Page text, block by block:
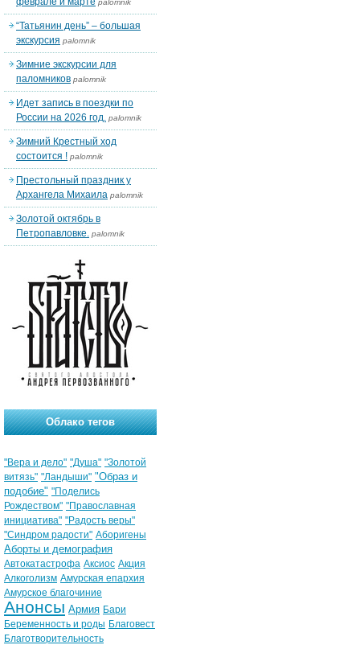
palomnik
“Татьянин день” – большая
экскурсия palomnik
Зимние экскурсии для
паломников palomnik
Идет запись в поездки по
России на 2026 год. palomnik
Зимний Крестный ход
состоится ! palomnik
Престольный праздник у
Архангела Михаила palomnik
Золотой октябрь в
Петропавловке. palomnik
Облако тегов
"Вера и дело" "Душа" "Золотой
витязь" "Ландыши" "Образ и
подобие" "Поделись
Рождеством" "Православная
инициатива" "Радость веры"
"Синдром радости" Аборигены
Аборты и демография
Автокатастрофа Аксиос Акция
Алкоголизм Амурская епархия
Амурское благочиние
Анонсы Армия Бари
Беременность и роды Благовест
Благотворительность